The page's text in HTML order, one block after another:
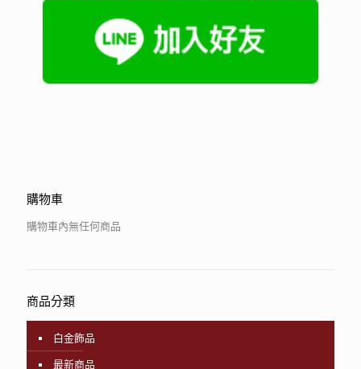
購物車
購物車內無任何商品
商品分類
白金飾品
最新商品